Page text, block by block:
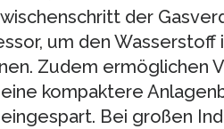
der
um den Wasserstoff
Zudem ermöglichen
kompaktere
Bei großen